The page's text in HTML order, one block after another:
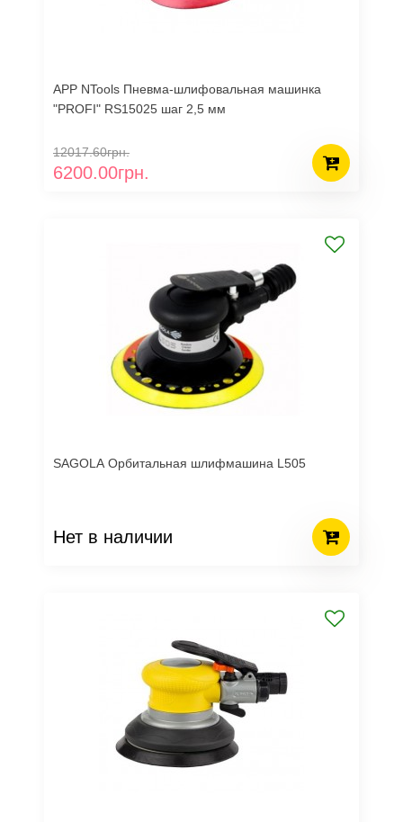
APP NTools Пневма-шлифовальная машинка
"PROFI" RS15025 шаг 2,5 мм
12017.60грн.
6200.00грн.
SAGOLA Орбитальная шлифмашина L505
Нет в наличии